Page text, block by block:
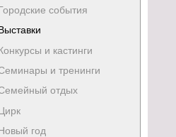
события
и кастинги
и тренинги
отдых
год